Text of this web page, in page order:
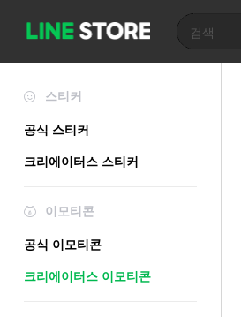
스티커
공식 스티커
크리에이터스 스티커
이모티콘
공식 이모티콘
크리에이터스 이모티콘